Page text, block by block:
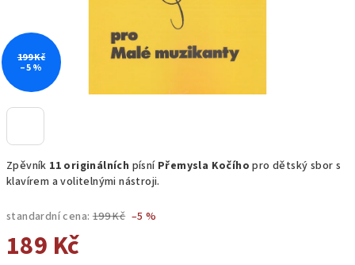
Zpěvník 11 originálních písní Přemysla Kočího pro dětský sbor s
klavírem a volitelnými nástroji.
standardní cena: 199 Kč –5 %
189 Kč
199 Kč
–5 %